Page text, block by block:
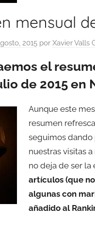
mensual
2015 por Xavier Valls
el
de 2015 en
Aunque este
resumen
seguimos dando
nuestras visitas
no deja de ser la
artículos (que
algunas con
añadido al